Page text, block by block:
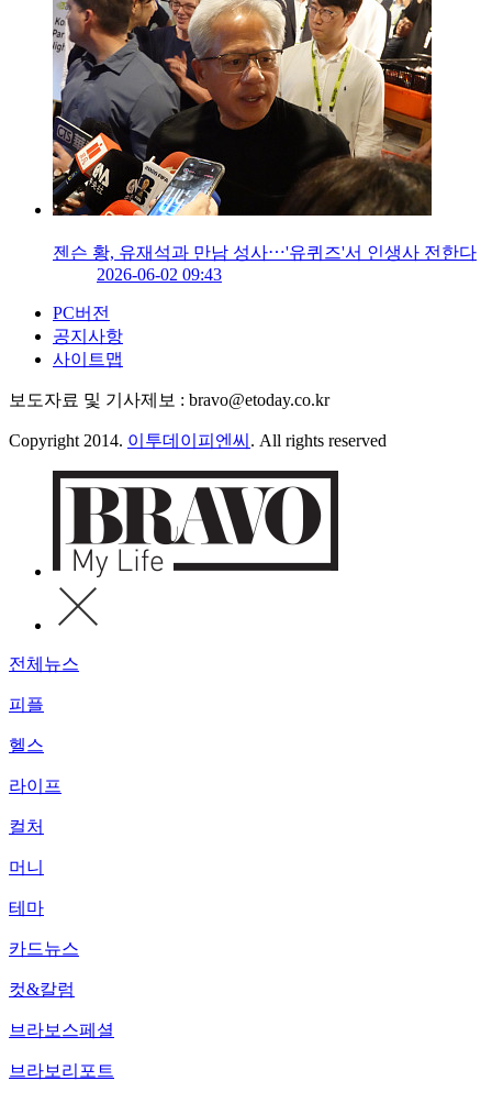
젠슨 황, 유재석과 만남 성사⋯'유퀴즈'서 인생사 전한다
2026-06-02 09:43
PC버전
공지사항
사이트맵
보도자료 및 기사제보 : bravo@etoday.co.kr
Copyright 2014. 이투데이피엔씨 . All rights reserved
전체뉴스
피플
헬스
라이프
컬처
머니
테마
카드뉴스
컷&칼럼
브라보스페셜
브라보리포트